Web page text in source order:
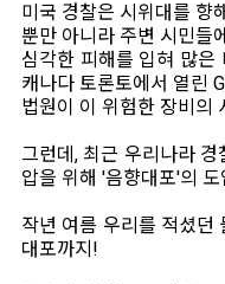
미국 경찰은 시위대를 향
뿐만 아니라 주변 시민들
심각한 피해를 입혀 많은
캐나다 토론토에서 열린
법원이 이 위험한 장비의
그런데, 최근 우리나라
압을 위해 '음향대포'의
작년 여름 우리를 적셨던
대포까지!